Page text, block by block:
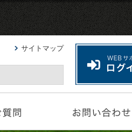
サイトマップ